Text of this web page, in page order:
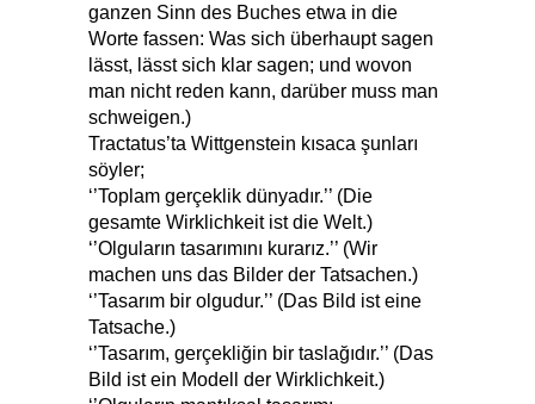
ganzen Sinn des Buches etwa in die
Worte fassen: Was sich überhaupt sagen
lässt, lässt sich klar sagen; und wovon
man nicht reden kann, darüber muss man
schweigen.)
Tractatus’ta Wittgenstein kısaca şunları
söyler;
‘’Toplam gerçeklik dünyadır.’’ (Die
gesamte Wirklichkeit ist die Welt.)
‘’Olguların tasarımını kurarız.’’ (Wir
machen uns das Bilder der Tatsachen.)
‘’Tasarım bir olgudur.’’ (Das Bild ist eine
Tatsache.)
‘’Tasarım, gerçekliğin bir taslağıdır.’’ (Das
Bild ist ein Modell der Wirklichkeit.)